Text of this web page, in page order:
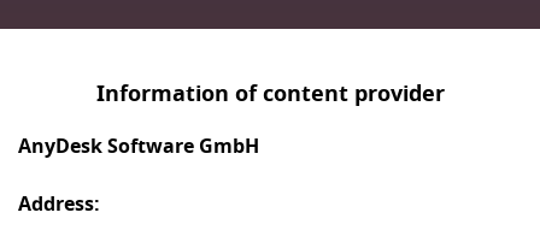
Information of content provider
AnyDesk Software GmbH
Address: